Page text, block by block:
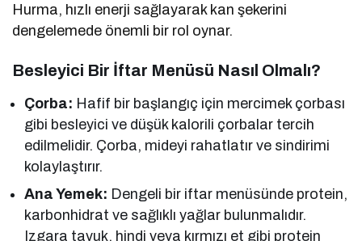
Hurma, hızlı enerji sağlayarak kan şekerini
dengelemede önemli bir rol oynar.
Besleyici Bir İftar Menüsü Nasıl Olmalı?
Çorba: Hafif bir başlangıç için mercimek çorbası
gibi besleyici ve düşük kalorili çorbalar tercih
edilmelidir. Çorba, mideyi rahatlatır ve sindirimi
kolaylaştırır.
Ana Yemek: Dengeli bir iftar menüsünde protein,
karbonhidrat ve sağlıklı yağlar bulunmalıdır.
Izgara tavuk, hindi veya kırmızı et gibi protein